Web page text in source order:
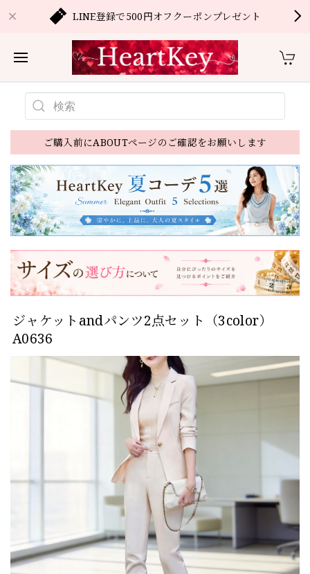
LINE登録で500円オフクーポンプレゼント
ご購入前にABOUTページのご確認をお願いします
ジャケットandパンツ2点セット（3color）
A0636